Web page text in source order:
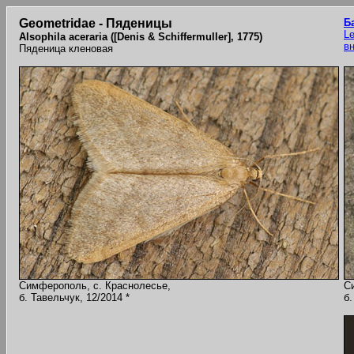
Geometridae - Пяденицы
Alsophila aceraria ([Denis & Schiffermuller], 1775)
Пяденица кленовая
Симферополь, с. Краснолесье,
б. Тавельчук, 12/2014 *
б.